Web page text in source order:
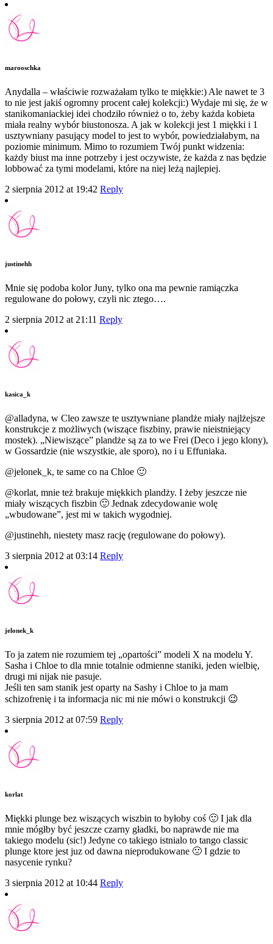
marooschka
Anydalla – właściwie rozważałam tylko te miękkie:) Ale nawet te 3
to nie jest jakiś ogromny procent całej kolekcji:) Wydaje mi się, że w
stanikomaniackiej idei chodziło również o to, żeby każda kobieta
miała realny wybór biustonosza. A jak w kolekcji jest 1 miękki i 1
usztywniany pasujący model to jest to wybór, powiedziałabym, na
poziomie minimum. Mimo to rozumiem Twój punkt widzenia:
każdy biust ma inne potrzeby i jest oczywiste, że każda z nas będzie
lobbować za tymi modelami, które na niej leżą najlepiej.
2 sierpnia 2012 at 19:42 Reply
justinehh
Mnie się podoba kolor Juny, tylko ona ma pewnie ramiączka
regulowane do połowy, czyli nic ztego….
2 sierpnia 2012 at 21:11 Reply
kasica_k
@alladyna, w Cleo zawsze te usztywniane plandże miały najlżejsze
konstrukcje z możliwych (wiszące fiszbiny, prawie nieistniejący
mostek). „Niewiszące” plandże są za to we Frei (Deco i jego klony),
w Gossardzie (nie wszystkie, ale sporo), no i u Effuniaka.
@jelonek_k, te same co na Chloe 🙂
@korlat, mnie też brakuje miękkich plandży. I żeby jeszcze nie
miały wiszących fiszbin 🙂 Jednak zdecydowanie wolę
„wbudowane”, jest mi w takich wygodniej.
@justinehh, niestety masz rację (regulowane do połowy).
3 sierpnia 2012 at 03:14 Reply
jelonek_k
To ja zatem nie rozumiem tej „opartości” modeli X na modelu Y.
Sasha i Chloe to dla mnie totalnie odmienne staniki, jeden wielbię,
drugi mi nijak nie pasuje.
Jeśli ten sam stanik jest oparty na Sashy i Chloe to ja mam
schizofrenię i ta informacja nic mi nie mówi o konstrukcji 😉
3 sierpnia 2012 at 07:59 Reply
korlat
Miękki plunge bez wiszących wiszbin to byłoby coś 🙂 I jak dla
mnie mógłby być jeszcze czarny gładki, bo naprawde nie ma
takiego modelu (sic!) Jedyne co takiego istnialo to tango classic
plunge ktore jest juz od dawna nieprodukowane 🙁 I gdzie to
nasycenie rynku?
3 sierpnia 2012 at 10:44 Reply